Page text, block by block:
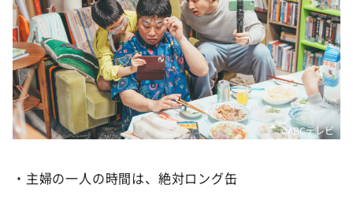
©️ABCテレビ
・主婦の一人の時間は、絶対ロング缶